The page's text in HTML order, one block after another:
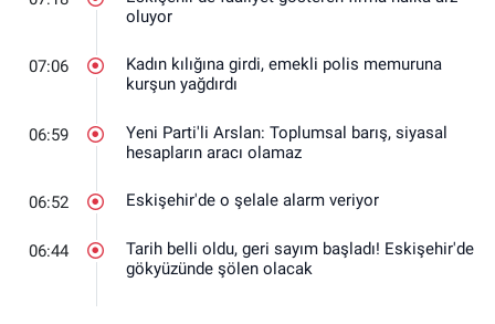
oluyor
07:06
Kadın kılığına girdi, emekli polis memuruna
kurşun yağdırdı
06:59
Yeni Parti'li Arslan: Toplumsal barış, siyasal
hesapların aracı olamaz
06:52 Eskişehir'de o şelale alarm veriyor
06:44
Tarih belli oldu, geri sayım başladı! Eskişehir'de
gökyüzünde şölen olacak